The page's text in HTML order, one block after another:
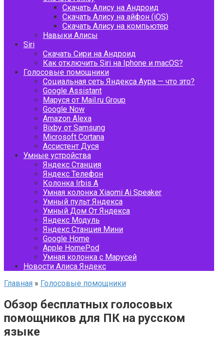
Скачать Алису на Андроид
Скачать Алису на айфон (iOS)
Скачать Алису на компьютер
Навыки Алисы
Siri
Скачать Сири на Андроид
Как отключить Siri на Iphone и macOS?
Голосовые помощники
Социальная сеть Яндекса Аура — что это?
Google Assistant
Маруся от Mail.ru Group
Google Now
Amazon Alexa
Bixby от Samsung
Microsoft Cortana
Ассистент Дуся
Умные устройства
Яндекс Станция
Яндекс Телефон
Колонка Irbis A
Умная колонка Xiaomi Ai Speaker
Умный пульт Яндекса
Умный Дом От Яндекса
Яндекс Модуль
Яндекс Станция Мини
Google Home
Apple HomePod
Умная колонка с Марусей
Новости Алиса Яндекс
Главная » Голосовые помощники
Обзор бесплатных голосовых
помощников для ПК на русском
языке